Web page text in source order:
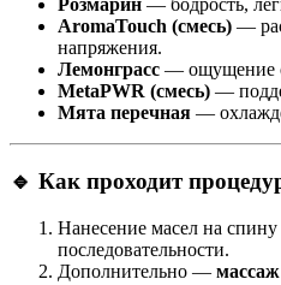
Розмарин — бодрость,
AromaTouch (смесь) —
напряжения.
Лемонграсс — ощущение
MetaPWR (смесь) —
Мята перечная —
🔹 Как проходит
Нанесение масел на
последовательности.
Дополнительно —